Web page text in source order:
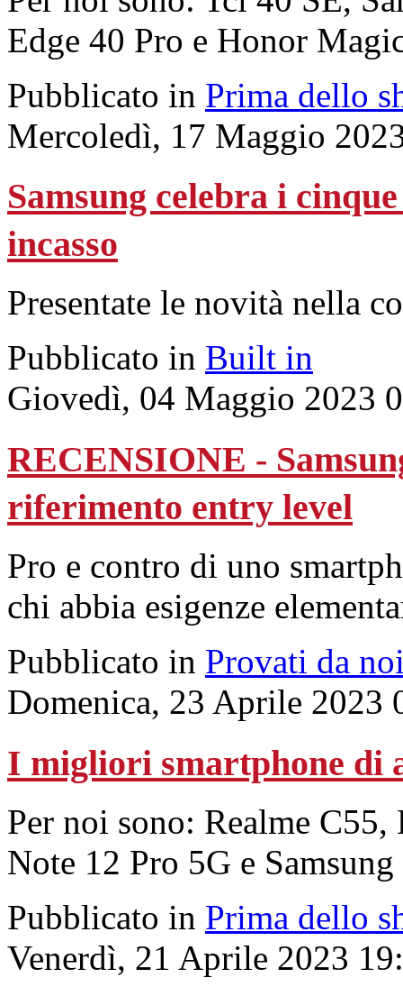
Edge 40 Pro e Honor
Pubblicato in Prima dello
Mercoledì, 17 Maggio
Samsung celebra i
incasso
Presentate le novità nella
Pubblicato in Built in
Giovedì, 04 Maggio 2023
RECENSIONE -
riferimento entry level
Pro e contro di uno
chi abbia esigenze
Pubblicato in Provati da
Domenica, 23 Aprile 2023
I migliori smartphone di
Per noi sono: Realme
Note 12 Pro 5G e
Pubblicato in Prima dello
Venerdì, 21 Aprile 2023